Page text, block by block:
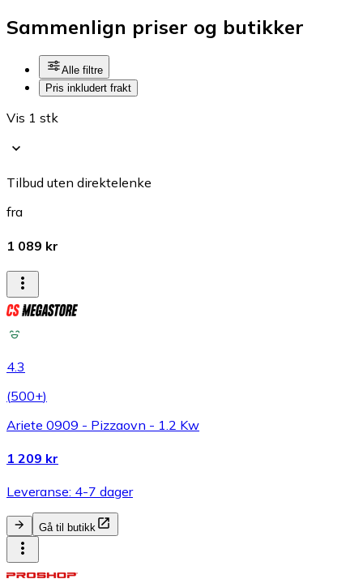
Sammenlign priser og butikker
Alle filtre
Pris inkludert frakt
Vis 1 stk
Tilbud uten direktelenke
fra
1 089 kr
4.3
(500+)
Ariete 0909 - Pizzaovn - 1.2 Kw
1 209 kr
Leveranse: 4-7 dager
Gå til butikk